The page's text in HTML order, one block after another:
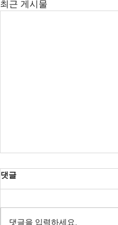
최근 게시물
댓글
댓글을 입력하세요.